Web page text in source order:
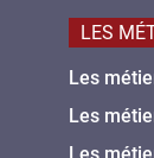
LES
Les
Les
Les